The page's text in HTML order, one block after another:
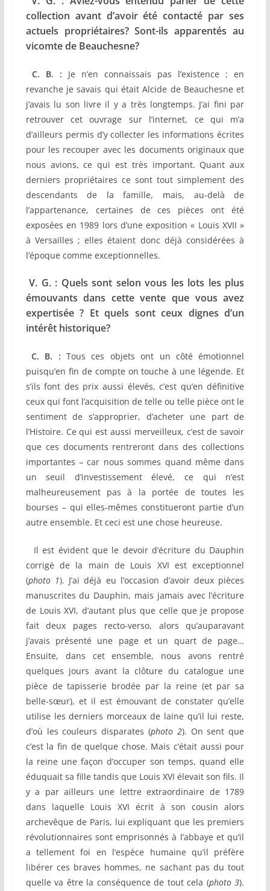
collection avant d’avoir été contacté par ses
actuels propriétaires? Sont-ils apparentés au
vicomte de Beauchesne?
C. B. : Je n’en connaissais pas l’existence ; en
revanche je savais qui était Alcide de Beauchesne et
j’avais lu son livre il y a très longtemps. J’ai fini par
retrouver cet ouvrage sur l’internet, ce qui m’a
d’ailleurs permis d’y collecter les informations écrites
pour les recouper avec les documents originaux que
nous avions, ce qui est très important. Quant aux
derniers propriétaires ce sont tout simplement des
descendants de la famille, mais, au-delà de
l’appartenance, certaines de ces pièces ont été
exposées en 1989 lors d’une exposition « Louis XVII »
à Versailles ; elles étaient donc déjà considérées à
l’époque comme exceptionnelles.
V. G. : Quels sont selon vous les lots les plus
émouvants dans cette vente que vous avez
expertisée ? Et quels sont ceux dignes d’un
intérêt historique?
C. B. :Tous ces objets ont un côté émotionnel
puisqu’en fin de compte on touche à une légende. Et
s’ils font des prix aussi élevés, c’est qu’en définitive
ceux qui font l’acquisition de telle ou telle pièce ont le
sentiment de s’approprier, d’acheter une part de
l’Histoire. Ce qui est aussi merveilleux, c’est de savoir
que ces documents rentreront dans des collections
importantes – car nous sommes quand même dans
un seuil d’investissement élevé, ce qui n’est
malheureusement pas à la portée de toutes les
bourses – qui elles-mêmes constitueront partie d’un
autre ensemble. Et ceci est une chose heureuse.
Il est évident que le devoir d’écriture du Dauphin
corrigé de la main de Louis XVI est exceptionnel
(photo 1). J’ai déjà eu l’occasion d’avoir deux pièces
manuscrites du Dauphin, mais jamais avec l’écriture
de Louis XVI, d’autant plus que celle que je propose
fait deux pages recto-verso, alors qu’auparavant
j’avais présenté une page et un quart de page…
Ensuite, dans cet ensemble, nous avons rentré
quelques jours avant la clôture du catalogue une
pièce de tapisserie brodée par la reine (et par sa
belle-sœur), et il est émouvant de constater qu’elle
utilise les derniers morceaux de laine qu’il lui reste,
d’où les couleurs disparates (photo 2). On sent que
c’est la fin de quelque chose. Mais c’était aussi pour
la reine une façon d’occuper son temps, quand elle
éduquait sa fille tandis que Louis XVI élevait son fils. Il
y a par ailleurs une lettre extraordinaire de 1789
dans laquelle Louis XVI écrit à son cousin alors
archevêque de Paris, lui expliquant que les premiers
révolutionnaires sont emprisonnés à l’abbaye et qu’il
a tellement foi en l’espèce humaine qu’il préfère
libérer ces braves hommes, ne sachant pas du tout
quelle va être la conséquence de tout cela (photo 3).